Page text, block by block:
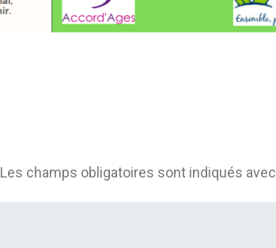
Les champs obligatoires sont indiqués avec